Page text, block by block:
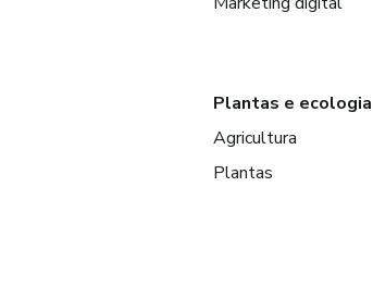
Plantas e ecologia
Agricultura
Plantas